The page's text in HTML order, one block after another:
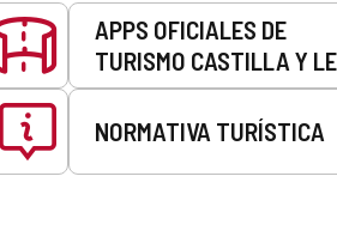
APPS OFICIALES DE
TURISMO CASTILLA Y
NORMATIVA TURÍSTICA